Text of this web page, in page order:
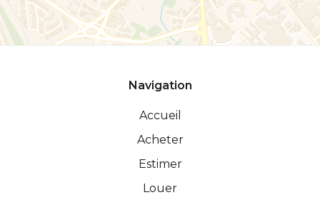
Navigation
Accueil
Acheter
Estimer
Louer